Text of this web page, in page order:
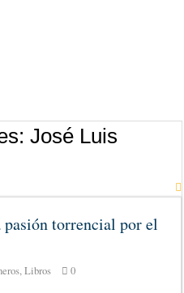
José Luis
torrencial por el
,Libros 0